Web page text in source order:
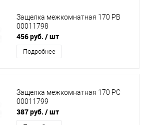
Защелка межкомнатная 170 РВ
00011798
456 руб. / шт
Подробнее
Защелка межкомнатная 170 РС
00011799
387 руб. / шт